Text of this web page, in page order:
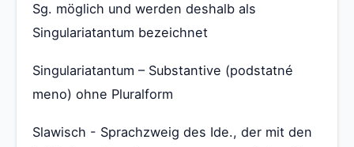
Sg. möglich und werden deshalb als
Singulariatantum bezeichnet
Singulariatantum – Substantive (podstatné
meno) ohne Pluralform
Slawisch - Sprachzweig des Ide., der mit den